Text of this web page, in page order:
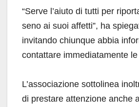
“Serve l’aiuto di tutti per
seno ai suoi affetti”, ha
invitando chiunque abbia
contattare immediatamente
L’associazione sottolinea
di prestare attenzione anche